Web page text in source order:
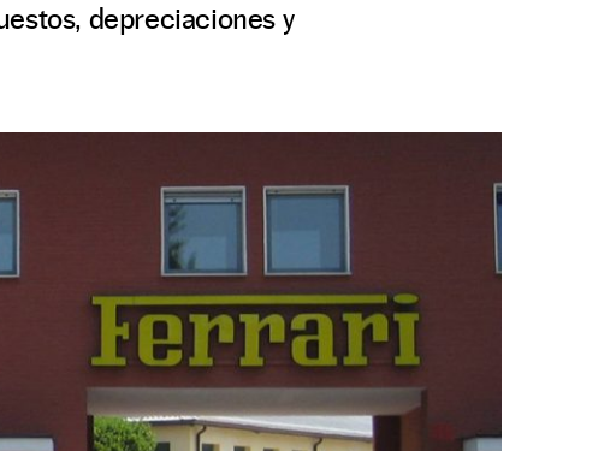
depreciaciones y